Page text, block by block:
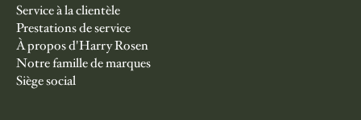
Service à la clientèle
Prestations de service
À propos d'Harry Rosen
Notre famille de marques
Siège social